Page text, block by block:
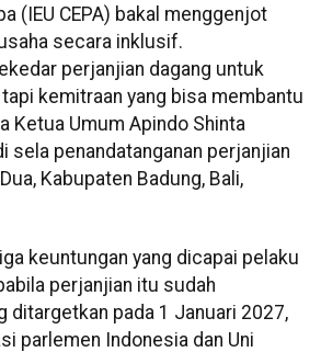
(IEU CEPA) bakal menggenjot
secara inklusif.
perjanjian dagang untuk
kemitraan yang bisa membantu
Ketua Umum Apindo Shinta
sela penandatanganan perjanjian
Kabupaten Badung, Bali,
keuntungan yang dicapai pelaku
perjanjian itu sudah
ditargetkan pada 1 Januari 2027,
parlemen Indonesia dan Uni